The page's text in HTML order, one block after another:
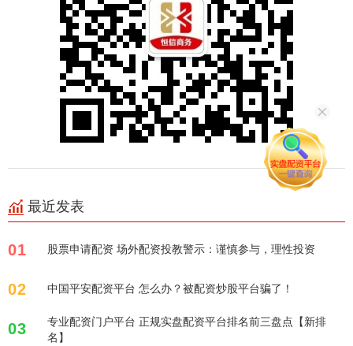
最近发表
01 股票申请配资 场外配资投教警示：谨慎参与，理性投资
02 中国平安配资平台 怎么办？被配资炒股平台骗了！
03
专业配资门户平台 正规实盘配资平台排名前三盘点【新排
名】